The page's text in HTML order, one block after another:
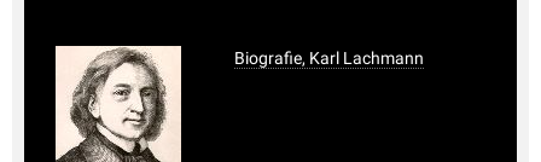
Biografie, Karl Lachmann